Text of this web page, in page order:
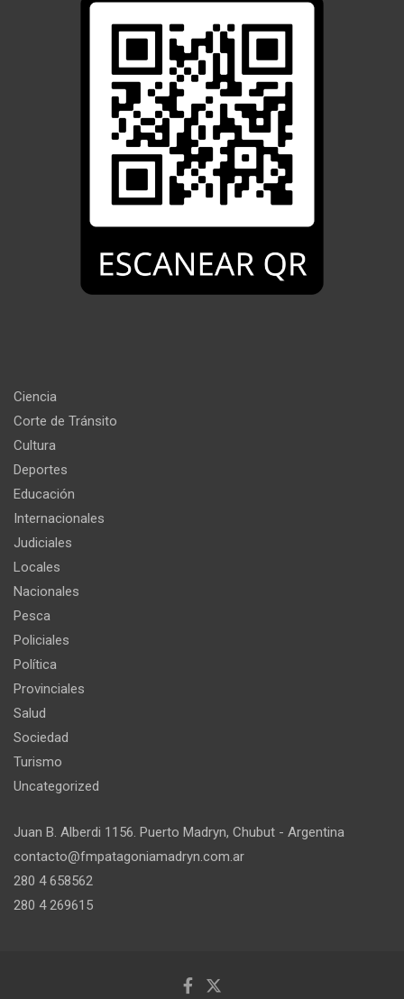
Ciencia
Corte de Tránsito
Cultura
Deportes
Educación
Internacionales
Judiciales
Locales
Nacionales
Pesca
Policiales
Política
Provinciales
Salud
Sociedad
Turismo
Uncategorized
Juan B. Alberdi 1156. Puerto Madryn, Chubut - Argentina
contacto@fmpatagoniamadryn.com.ar
280 4 658562
280 4 269615